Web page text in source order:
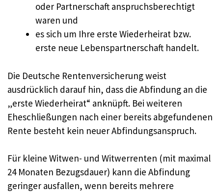
oder Partnerschaft anspruchsberechtigt
waren und
es sich um Ihre erste Wiederheirat bzw.
erste neue Lebenspartnerschaft handelt.
Die Deutsche Rentenversicherung weist
ausdrücklich darauf hin, dass die Abfindung an die
„erste Wiederheirat“ anknüpft. Bei weiteren
Eheschließungen nach einer bereits abgefundenen
Rente besteht kein neuer Abfindungsanspruch.
Für kleine Witwen- und Witwerrenten (mit maximal
24 Monaten Bezugsdauer) kann die Abfindung
geringer ausfallen, wenn bereits mehrere